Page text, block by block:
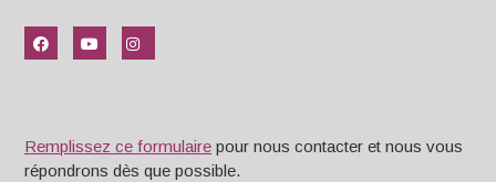
Remplissez ce formulaire pour nous contacter et nous vous
répondrons dès que possible.